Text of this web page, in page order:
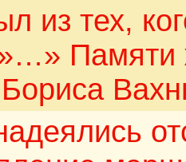
из тех,
Памяти